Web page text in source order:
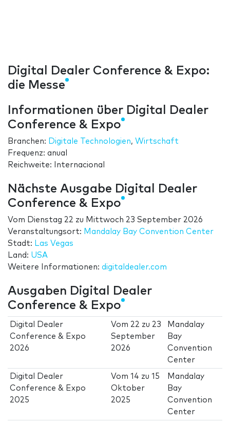
Digital Dealer Conference & Expo:
die Messe
Informationen über Digital Dealer
Conference & Expo
Branchen: Digitale Technologien, Wirtschaft
Frequenz: anual
Reichweite: Internacional
Nächste Ausgabe Digital Dealer
Conference & Expo
Vom Dienstag 22 zu Mittwoch 23 September 2026
Veranstaltungsort: Mandalay Bay Convention Center
Stadt: Las Vegas
Land: USA
Weitere Informationen: digitaldealer.com
Ausgaben Digital Dealer
Conference & Expo
Digital Dealer
Conference & Expo
2026
Vom 22 zu 23
September
2026
Mandalay
Bay
Convention
Center
Digital Dealer
Conference & Expo
2025
Vom14 zu15
Oktober
2025
Mandalay
Bay
Convention
Center